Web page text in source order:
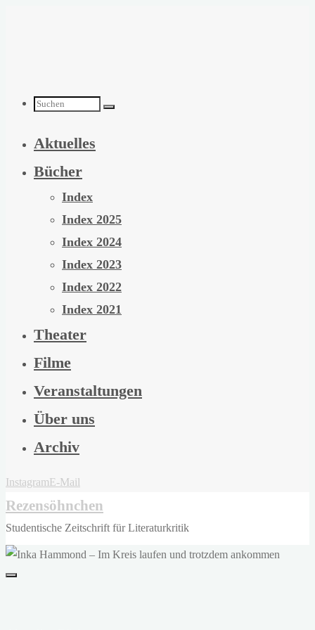
Suchen
nach:
Aktuelles
Bücher
Index
Index 2025
Index 2024
Index 2023
Index 2022
Index 2021
Theater
Filme
Veranstaltungen
Über uns
Archiv
InstagramE-Mail
Rezensöhnchen
Studentische Zeitschrift für Literaturkritik